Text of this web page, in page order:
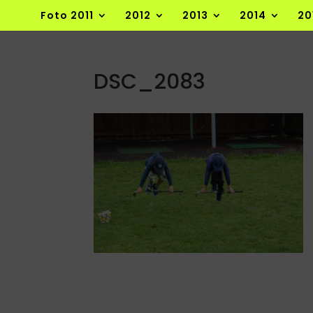
Foto 2011 2012 2013 2014
DSC_2083